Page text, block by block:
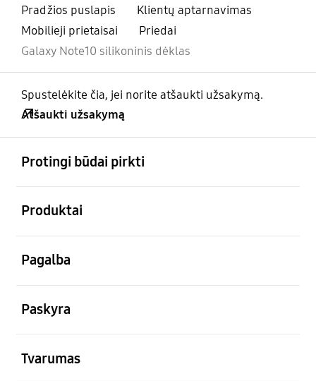
Pradžios puslapis
Klientų aptarnavimas
Mobilieji prietaisai
Priedai
Galaxy Note10 silikoninis dėklas
Spustelėkite čia, jei norite atšaukti užsakymą.
Atšaukti užsakymą
Protingi būdai pirkti
Produktai
Pagalba
Paskyra
Tvarumas